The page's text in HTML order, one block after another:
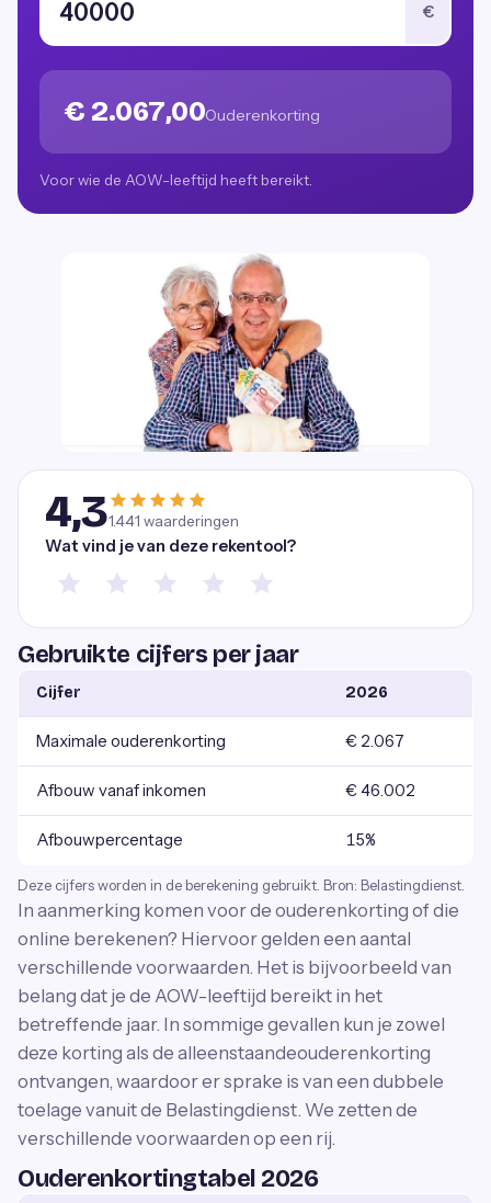
€
€ 2.067,00Ouderenkorting
Voor wie de AOW-leeftijd heeft bereikt.
4,31.441 waarderingen
Wat vind je van deze rekentool?
Gebruikte cijfers per jaar
Cijfer 2026
Maximale ouderenkorting € 2.067
Afbouw vanaf inkomen € 46.002
Afbouwpercentage 15%
Deze cijfers worden in de berekening gebruikt. Bron: Belastingdienst.
In aanmerking komen voor de ouderenkorting of die
online berekenen? Hiervoor gelden een aantal
verschillende voorwaarden. Het is bijvoorbeeld van
belang dat je de AOW-leeftijd bereikt in het
betreffende jaar. In sommige gevallen kun je zowel
deze korting als de alleenstaandeouderenkorting
ontvangen, waardoor er sprake is van een dubbele
toelage vanuit de Belastingdienst. We zetten de
verschillende voorwaarden op een rij.
Ouderenkortingtabel 2026